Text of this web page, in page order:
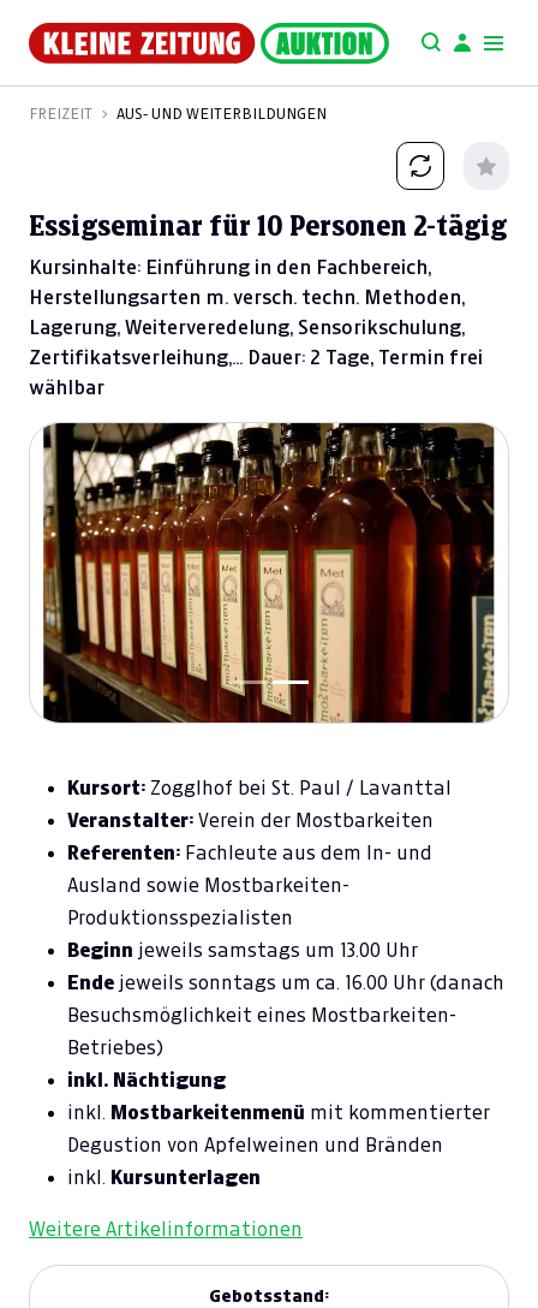
FREIZEIT AUS- UND WEITERBILDUNGEN
Essigseminar für 10 Personen 2-tägig
Kursinhalte: Einführung in den Fachbereich,
Herstellungsarten m. versch. techn. Methoden,
Lagerung, Weiterveredelung, Sensorikschulung,
Zertifikatsverleihung,... Dauer: 2 Tage, Termin frei
wählbar
Previous Next
Kursort: Zogglhof bei St. Paul / Lavanttal
Veranstalter: Verein der Mostbarkeiten
Referenten: Fachleute aus dem In- und
Ausland sowie Mostbarkeiten-
Produktionsspezialisten
Beginn jeweils samstags um 13.00 Uhr
Ende jeweils sonntags um ca. 16.00 Uhr (danach
Besuchsmöglichkeit eines Mostbarkeiten-
Betriebes)
inkl. Nächtigung
inkl. Mostbarkeitenmenü mit kommentierter
Degustion von Apfelweinen und Bränden
inkl.
Kursunterlagen
Weitere Artikelinformationen
Gebotsstand: